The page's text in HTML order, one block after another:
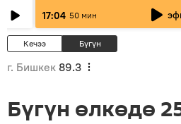
17:04 50 мин
Кечээ Бүгүн
г. Бишкек 89.3
Бүгүн өлкөдө